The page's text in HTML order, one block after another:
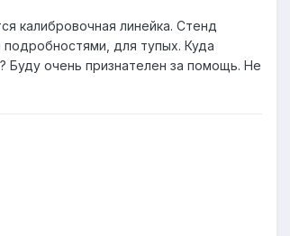
калибровочная линейка. Стенд
для тупых. Куда
Буду очень признателен за помощь. Не